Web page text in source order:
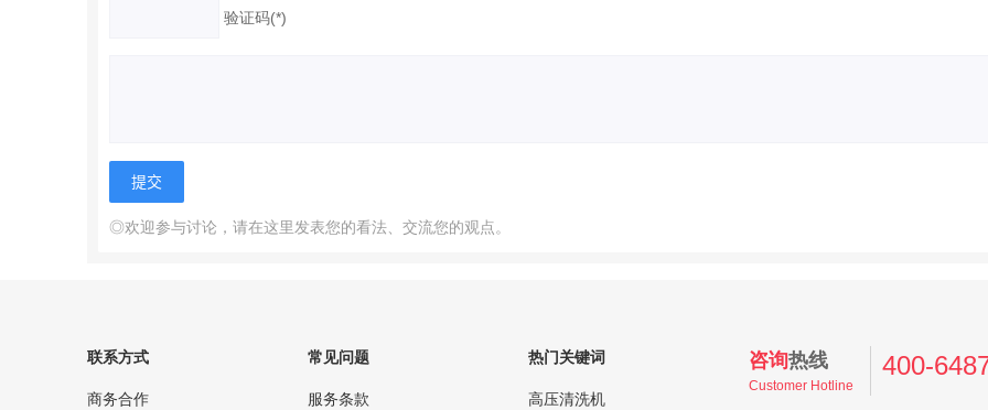
验证码(*)
◎欢迎参与讨论，请在这里发表您的看法、交流您的观点。
联系方式
商务合作
常见问题
服务条款
热门关键词
高压清洗机
咨询热线
Customer Hotline
400-